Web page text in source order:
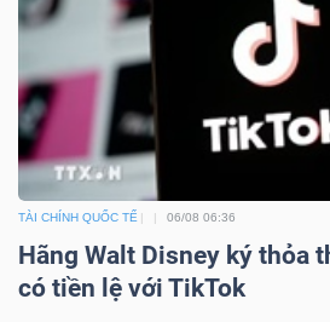
TÀI CHÍNH QUỐC TẾ 06/08 06:36
Hãng Walt Disney ký thỏa
có tiền lệ với TikTok